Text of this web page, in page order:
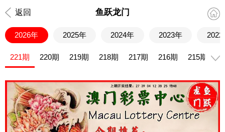
返回 鱼跃龙门
2026年 2025年 2024年 2023年 2022
221期 220期 219期 218期 217期 216期 215期